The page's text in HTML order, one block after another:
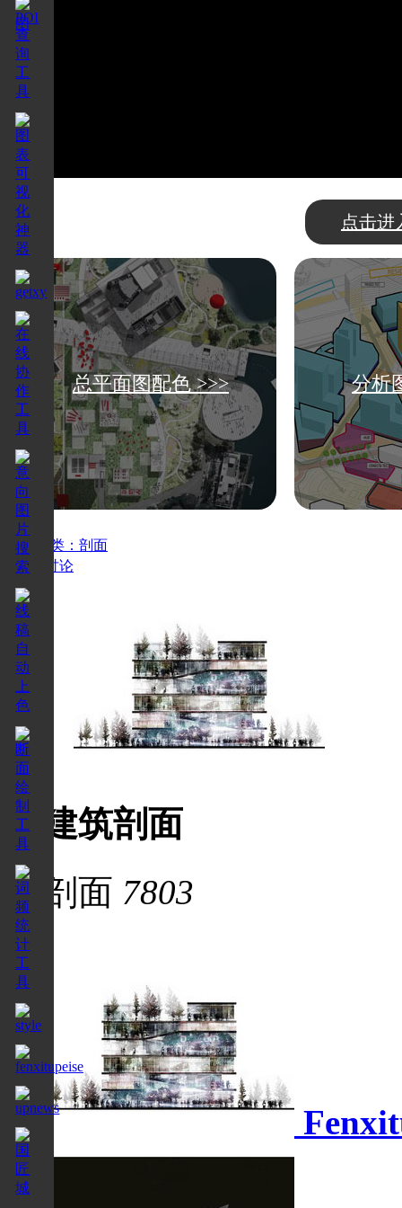
点击进
总平面图配色 >>> 分析
当前分类：剖面
分享
讨论
建筑剖面
剖面 7803